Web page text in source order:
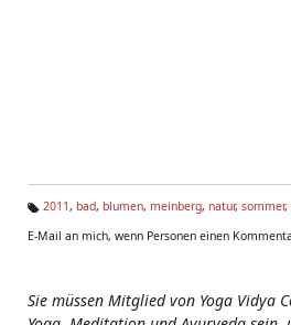
g
2011 , bad, blumen, meinberg, natur, sommer,
E-Mail an mich, wenn Personen einen
Sie müssen Mitglied von Yoga Vidya